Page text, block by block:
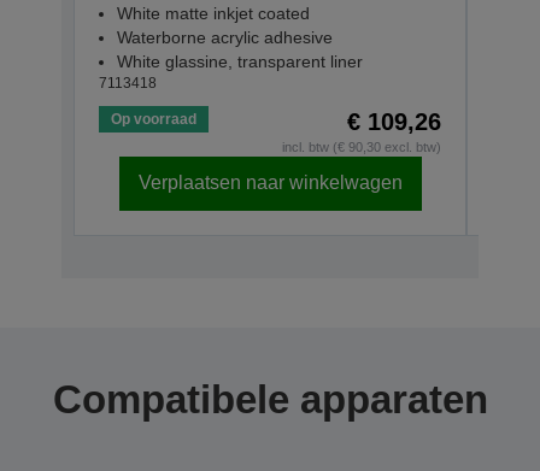
White matte inkjet coated
Waterborne acrylic adhesive
White glassine, transparent liner
7113418
Op voorraad € 109,26
incl. btw (€ 90,30 excl. btw)
Verplaatsen naar winkelwagen
Compatibele apparaten